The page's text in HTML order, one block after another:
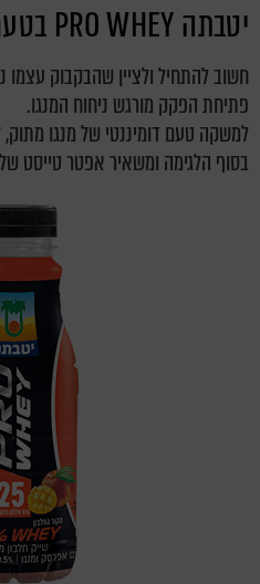
יטבתה PRO WHEY בטעם אפרסק-מנגו:
חשוב להתחיל ולציין שהבקבוק
פתיחת הפקק מורגש ניחוח המנגו.
למשקה טעם דומיננטי של מנגו
בסוף הלגימה ומשאיר אפטר טייסט